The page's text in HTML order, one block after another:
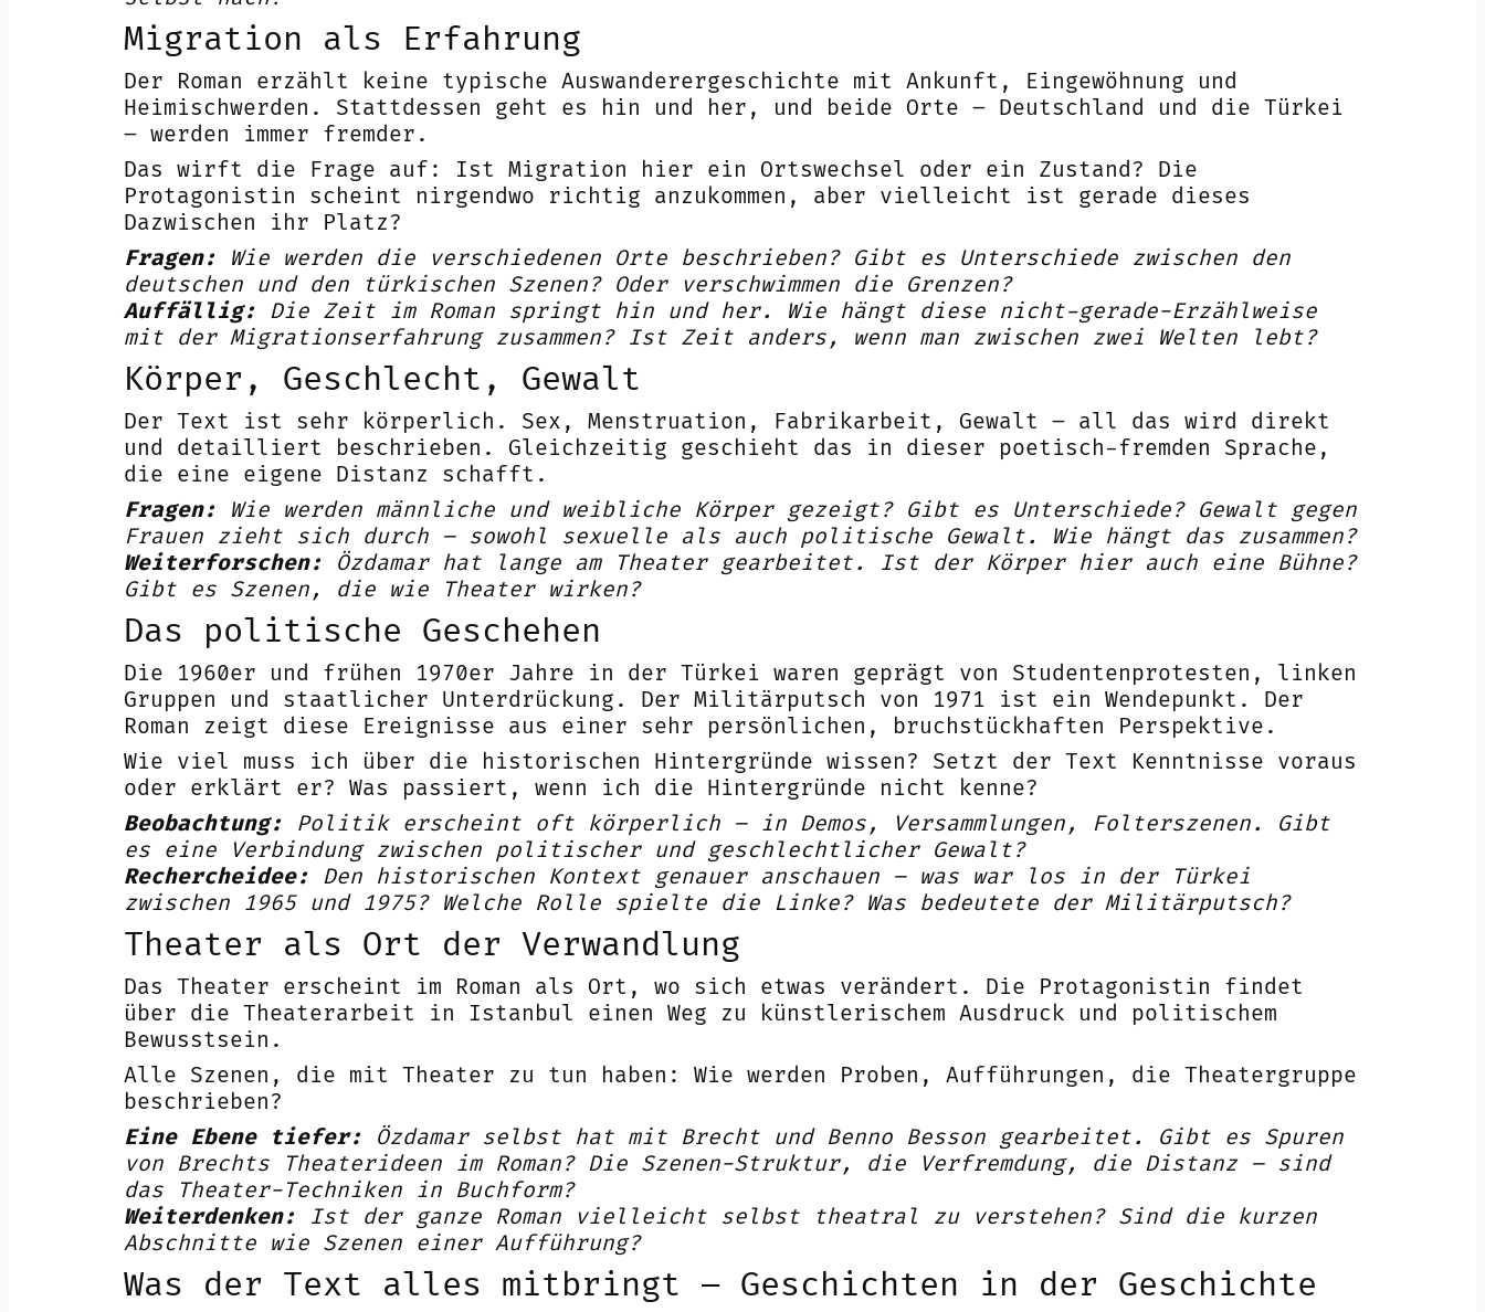
Migration als Erfahrung
Der Roman erzählt keine typische Auswanderergeschichte mit Ankunft, Eingewöhnung und
Heimischwerden. Stattdessen geht es hin und her, und beide Orte – Deutschland und die Türkei
– werden immer fremder.
Das wirft die Frage auf: Ist Migration hier ein Ortswechsel oder ein Zustand? Die
Protagonistin scheint nirgendwo richtig anzukommen, aber vielleicht ist gerade dieses
Dazwischen ihr Platz?
Fragen: Wie werden die verschiedenen Orte beschrieben? Gibt es Unterschiede zwischen den
deutschen und den türkischen Szenen? Oder verschwimmen die Grenzen?
Auffällig: Die Zeit im Roman springt hin und her. Wie hängt diese nicht-gerade-Erzählweise
mit der Migrationserfahrung zusammen? Ist Zeit anders, wenn man zwischen zwei Welten lebt?
Körper, Geschlecht, Gewalt
Der Text ist sehr körperlich. Sex, Menstruation, Fabrikarbeit, Gewalt – all das wird direkt
und detailliert beschrieben. Gleichzeitig geschieht das in dieser poetisch-fremden Sprache,
die eine eigene Distanz schafft.
Fragen: Wie werden männliche und weibliche Körper gezeigt? Gibt es Unterschiede? Gewalt gegen
Frauen zieht sich durch – sowohl sexuelle als auch politische Gewalt. Wie hängt das zusammen?
Weiterforschen: Özdamar hat lange am Theater gearbeitet. Ist der Körper hier auch eine Bühne?
Gibt es Szenen, die wie Theater wirken?
Das politische Geschehen
Die 1960er und frühen 1970er Jahre in der Türkei waren geprägt von Studentenprotesten, linken
Gruppen und staatlicher Unterdrückung. Der Militärputsch von 1971 ist ein Wendepunkt. Der
Roman zeigt diese Ereignisse aus einer sehr persönlichen, bruchstückhaften Perspektive.
Wie viel muss ich über die historischen Hintergründe wissen? Setzt der Text Kenntnisse voraus
oder erklärt er? Was passiert, wenn ich die Hintergründe nicht kenne?
Beobachtung: Politik erscheint oft körperlich – in Demos, Versammlungen, Folterszenen. Gibt
es eine Verbindung zwischen politischer und geschlechtlicher Gewalt?
Rechercheidee: Den historischen Kontext genauer anschauen – was war los in der Türkei
zwischen 1965 und 1975? Welche Rolle spielte die Linke? Was bedeutete der Militärputsch?
Theater als Ort der Verwandlung
Das Theater erscheint im Roman als Ort, wo sich etwas verändert. Die Protagonistin findet
über die Theaterarbeit in Istanbul einen Weg zu künstlerischem Ausdruck und politischem
Bewusstsein.
Alle Szenen, die mit Theater zu tun haben: Wie werden Proben, Aufführungen, die Theatergruppe
beschrieben?
Eine Ebene tiefer: Özdamar selbst hat mit Brecht und Benno Besson gearbeitet. Gibt es Spuren
von Brechts Theaterideen im Roman? Die Szenen-Struktur, die Verfremdung, die Distanz – sind
das Theater-Techniken in Buchform?
Weiterdenken: Ist der ganze Roman vielleicht selbst theatral zu verstehen? Sind die kurzen
Abschnitte wie Szenen einer Aufführung?
Was der Text alles mitbringt – Geschichten in der Geschichte